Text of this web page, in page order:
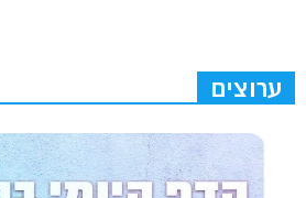
ערוצים